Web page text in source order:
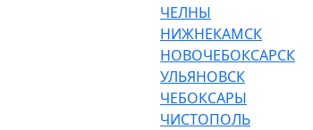
ЧЕЛНЫ
НИЖНЕКАМСК
НОВОЧЕБОКСАРСК
УЛЬЯНОВСК
ЧЕБОКСАРЫ
ЧИСТОПОЛЬ